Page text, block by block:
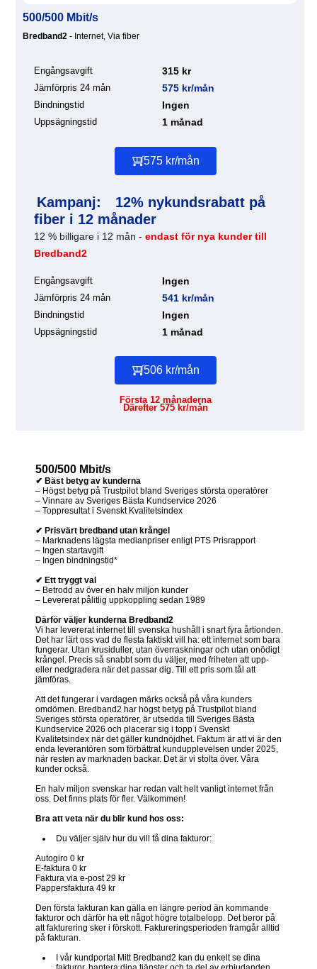
500/500 Mbit/s
Bredband2 - Internet, Via fiber
Engångsavgift 315 kr
Jämförpris 24 mån 575 kr/mån
Bindningstid Ingen
Uppsägningstid 1 månad
575 kr/mån
Kampanj:
12% nykundsrabatt på
fiber i 12 månader
12 % billigare i 12 mån - endast för nya kunder till
Bredband2
Engångsavgift Ingen
Jämförpris 24 mån 541 kr/mån
Bindningstid Ingen
Uppsägningstid 1 månad
506 kr/mån
Första 12 månaderna
Därefter 575 kr/mån
500/500 Mbit/s
✔ Bäst betyg av kunderna
– Högst betyg på Trustpilot bland Sveriges största operatörer
– Vinnare av Sveriges Bästa Kundservice 2026
– Toppresultat i Svenskt Kvalitetsindex
✔ Prisvärt bredband utan krångel
– Marknadens lägsta medianpriser enligt PTS Prisrapport
– Ingen startavgift
– Ingen bindningstid*
✔ Ett tryggt val
– Betrodd av över en halv miljon kunder
– Levererat pålitlig uppkoppling sedan 1989
Därför väljer kunderna Bredband2
Vi har levererat internet till svenska hushåll i snart fyra årtionden.
Det har lärt oss vad de flesta faktiskt vill ha: ett internet som bara
fungerar. Utan krusiduller, utan överraskningar och utan onödigt
krångel. Precis så snabbt som du väljer, med friheten att upp-
eller nedgradera när det passar dig. Till ett pris som tål att
jämföras.
Att det fungerar i vardagen märks också på våra kunders
omdömen. Bredband2 har högst betyg på Trustpilot bland
Sveriges största operatörer, är utsedda till Sveriges Bästa
Kundservice 2026 och placerar sig i topp i Svenskt
Kvalitetsindex när det gäller kundnöjdhet. Faktum är att vi är den
enda leverantören som förbättrat kundupplevelsen under 2025,
när resten av marknaden backar. Det är vi stolta över. Våra
kunder också.
En halv miljon svenskar har redan valt helt vanligt internet från
oss. Det finns plats för fler. Välkommen!
Bra att veta när du blir kund hos oss:
Du väljer själv hur du vill få dina fakturor:
Autogiro 0 kr
E-faktura 0 kr
Faktura via e-post 29 kr
Pappersfaktura 49 kr
Den första fakturan kan gälla en längre period än kommande
fakturor och därför ha ett något högre totalbelopp. Det beror på
att fakturering sker i förskott. Faktureringsperioden framgår alltid
på fakturan.
I vår kundportal Mitt Bredband2 kan du enkelt se dina